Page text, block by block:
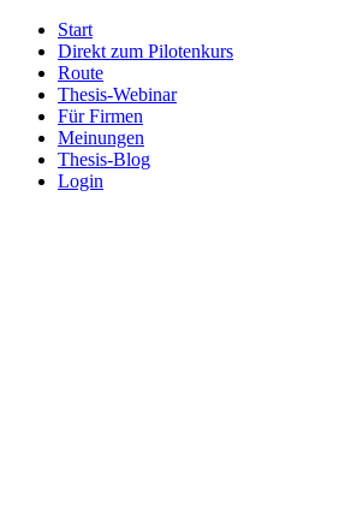
Start
Direkt zum Pilotenkurs
Route
Thesis-Webinar
Für Firmen
Meinungen
Thesis-Blog
Login